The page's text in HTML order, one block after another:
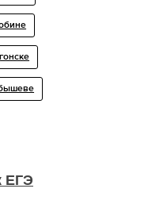
ЕГЭ